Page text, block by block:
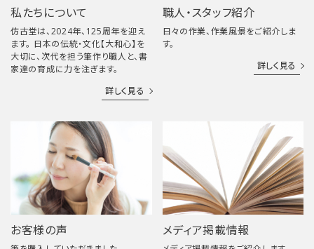
私たちについて
仿古堂は、2024年、125周年を迎え
ます。 日本の伝統・文化【大和心】を
大切に、次代を担う筆作り職人と、書
家達の育成に力を注ぎます。
詳しく見る
職人・スタッフ紹介
日々の作業、作業風景をご紹介しま
す。
詳しく見る
お客様の声 メディア掲載情報